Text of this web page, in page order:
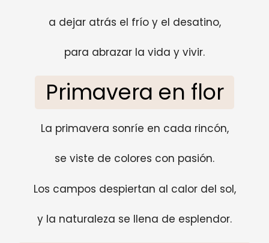
a dejar atrás el frío y el desatino,
para abrazar la vida y vivir.
Primavera en flor
La primavera sonríe en cada rincón,
se viste de colores con pasión.
Los campos despiertan al calor del sol,
y la naturaleza se llena de esplendor.